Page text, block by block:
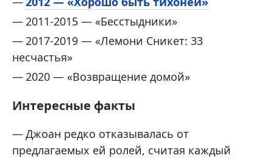
2011-2015 — «Бесстыдники»
2017-2019 — «Лемони Сникет: 33
несчастья»
2020 — «Возвращение домой»
Интересные факты
Джоан редко отказывалась от
предлагаемых ей ролей, считая каждый